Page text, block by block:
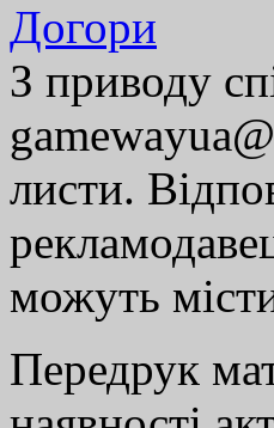
Догори
З приводу
листи.
можуть
Передрук